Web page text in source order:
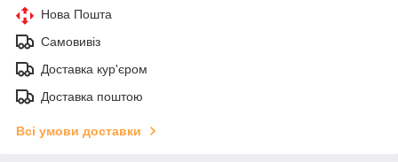
Нова Пошта
Самовивіз
Доставка кур'єром
Доставка поштою
Всі умови доставки